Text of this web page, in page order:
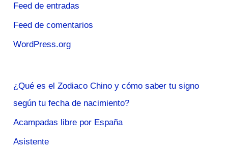
Feed de entradas
Feed de comentarios
WordPress.org
¿Qué es el Zodiaco Chino y cómo saber tu signo
según tu fecha de nacimiento?
Acampadas libre por España
Asistente